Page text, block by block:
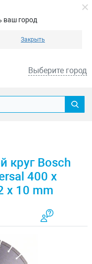
ваш город
Закрыть
Выберите город
круг Bosch
400 x
x 10 mm